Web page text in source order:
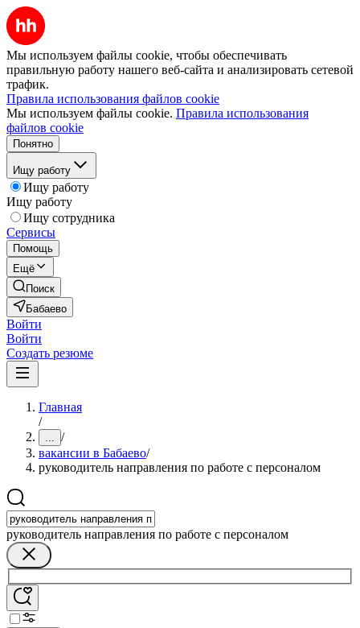
Мы используем файлы cookie, чтобы обеспечивать
правильную работу нашего веб-сайта и анализировать сетевой
трафик.
Правила использования файлов cookie
Мы используем файлы cookie. Правила использования
файлов cookie
Понятно
Ищу работу
Ищу работу
Ищу работу
Ищу сотрудника
Сервисы
Помощь
Ещё
Поиск
Бабаево
Войти
Войти
Создать резюме
Главная
/
... /
вакансии в Бабаево/
руководитель направления по работе с персоналом
руководитель направления по работе с персоналом